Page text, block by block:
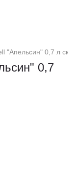
"Апельсин" 0,7 л скло
0,7